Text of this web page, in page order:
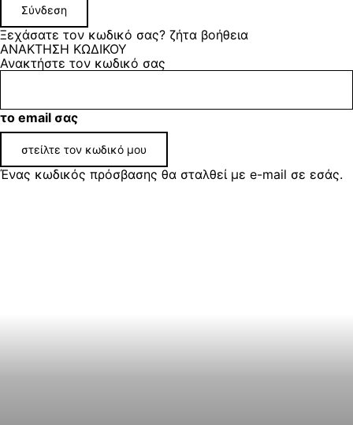
Ξεχάσατε τον κωδικό σας? ζήτα βοήθεια
ΑΝΑΚΤΗΣΗ ΚΩΔΙΚΟΥ
Ανακτήστε τον κωδικό σας
το email σας
Ένας κωδικός πρόσβασης θα σταλθεί με e-mail σε εσάς.